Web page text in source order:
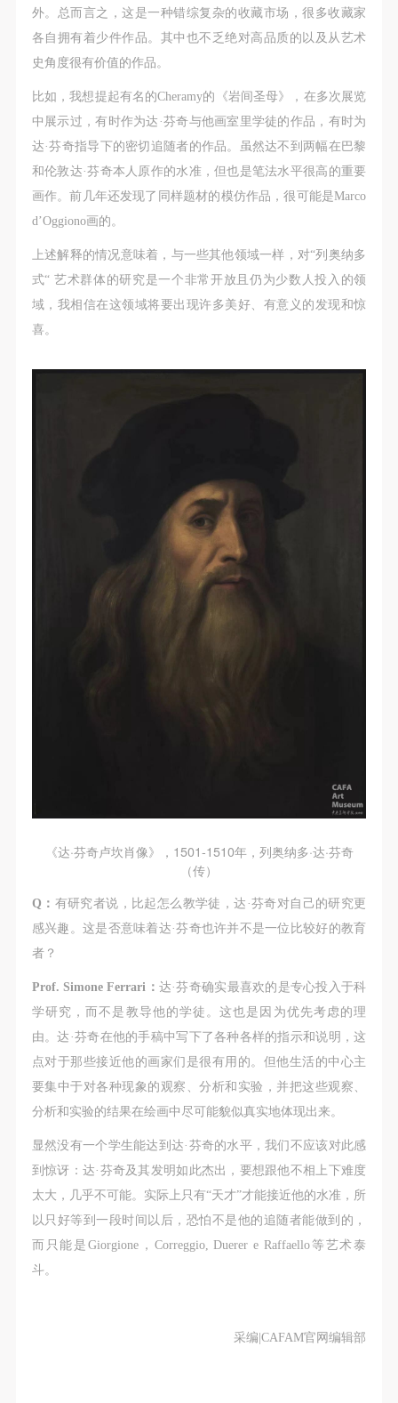
外。总而言之，这是一种错综复杂的收藏市场，很多收藏家
各自拥有着少件作品。其中也不乏绝对高品质的以及从艺术
史角度很有价值的作品。
比如，我想提起有名的Cheramy的《岩间圣母》，在多次展览
中展示过，有时作为达·芬奇与他画室里学徒的作品，有时为
达·芬奇指导下的密切追随者的作品。虽然达不到两幅在巴黎
和伦敦达·芬奇本人原作的水准，但也是笔法水平很高的重要
画作。前几年还发现了同样题材的模仿作品，很可能是Marco
d’Oggiono画的。
上述解释的情况意味着，与一些其他领域一样，对“列奥纳多
式“ 艺术群体的研究是一个非常开放且仍为少数人投入的领
域，我相信在这领域将要出现许多美好、有意义的发现和惊
喜。
《达·芬奇卢坎肖像》，1501-1510年，列奥纳多·达·芬奇
（传）
Q： 有研究者说，比起怎么教学徒，达·芬奇对自己的研究更
感兴趣。这是否意味着达·芬奇也许并不是一位比较好的教育
者？
Prof. Simone Ferrari： 达·芬奇确实最喜欢的是专心投入于科
学研究，而不是教导他的学徒。这也是因为优先考虑的理
由。达·芬奇在他的手稿中写下了各种各样的指示和说明，这
点对于那些接近他的画家们是很有用的。但他生活的中心主
要集中于对各种现象的观察、分析和实验，并把这些观察、
分析和实验的结果在绘画中尽可能貌似真实地体现出来。
显然没有一个学生能达到达·芬奇的水平，我们不应该对此感
到惊讶：达·芬奇及其发明如此杰出，要想跟他不相上下难度
太大，几乎不可能。实际上只有“天才”才能接近他的水准，所
以只好等到一段时间以后，恐怕不是他的追随者能做到的，
而只能是Giorgione，Correggio, Duerer e Raffaello等艺术泰
斗。
采编|CAFAM官网编辑部